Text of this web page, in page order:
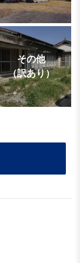
その他
（訳あり）